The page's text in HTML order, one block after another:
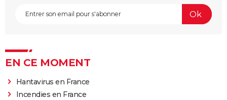
EN CE MOMENT
Hantavirus en France
Incendies en France